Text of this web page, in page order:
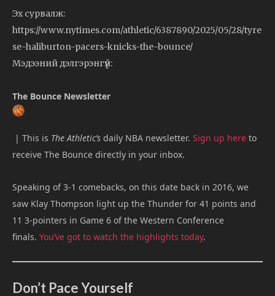
Эх сурвалж:
https://www.nytimes.com/athletic/6387890/2025/05/28/tyre
se-haliburton-pacers-knicks-the-bounce/
Мэдээний дэлгэрэнгүй:
The Bounce Newsletter
| This is The Athletic’s daily NBA newsletter. Sign up here to
receive The Bounce directly in your inbox.
Speaking of 3-1 comebacks, on this date back in 2016, we
saw Klay Thompson light up the Thunder for 41 points and
11 3-pointers in Game 6 of the Western Conference
finals. You’ve got to watch the highlights today.
Don’t Pace Yourself